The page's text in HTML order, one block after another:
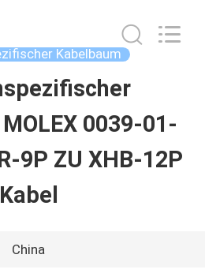
Kabelbaum
0039-01-
9P ZU XHB-12P
Kabel
China